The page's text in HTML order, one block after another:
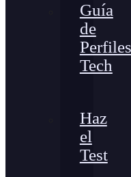
Guía
de
Perfiles
Tech
Haz
el
Test